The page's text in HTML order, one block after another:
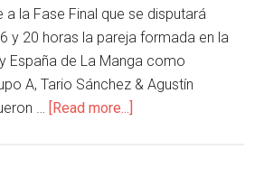
la Fase Final que se disputará
y 20 horas la pareja formada en la
España de La Manga como
A, Tario Sánchez & Agustín
… [Read more...]